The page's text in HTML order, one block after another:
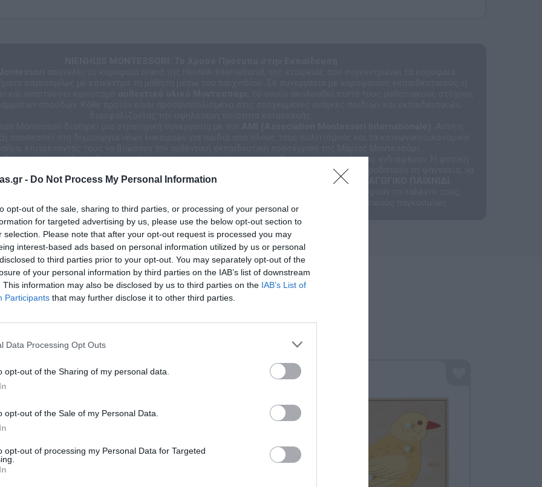
- Do Not Process My Personal Information
opt-out of the sale, sharing to third parties, or processing of your personal or
for targeted advertising by us, please use the below opt-out section to
selection. Please note that after your opt-out request is processed you may
interest-based ads based on personal information utilized by us or personal
to third parties prior to your opt-out. You may separately opt-out of the
of your personal information by third parties on the IAB’s list of downstream
This information may also be disclosed by us to third parties on the IAB’s List of
Participants that may further disclose it to other third parties.
Data Processing Opt Outs
opt-out of the Sharing of my personal data.
opt-out of the Sale of my Personal Data.
opt-out of processing my Personal Data for Targeted
ότι τα παιδιά μαθαίνουν καλύτερα όταν το αντικείμενο κεντρίζει το πραγματικό τους ενδιαφέρον. Η φυσική
στην ανακάλυψη, και τα προϊόντα της Nienhuis Montessori είναι σχεδιασμένα για να πυροδοτούν τη φαντασία, να
και να εμπνέουν την έρευνα. Στην εταιρεία
Δ. ΚΛΕΙΔΑΣ & ΣΙΑ ΕΕ - ΤΟ ΠΑΙΔΑΓΩΓΙΚΟ ΠΑΙΧΝΙΔΙ
Σχετικά προϊόντα